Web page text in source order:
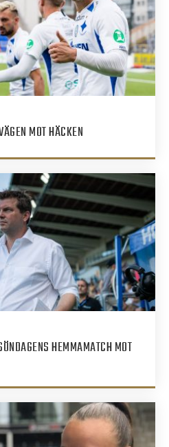
MOT HÄCKEN
HEMMAMATCH MOT